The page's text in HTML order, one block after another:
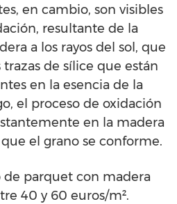
en cambio, son visibles
resultante de la
a los rayos del sol, que
de sílice que están
en la esencia de la
el proceso de oxidación
en la madera
el grano se conforme.
de parquet con madera
40 y 60 euros/m².